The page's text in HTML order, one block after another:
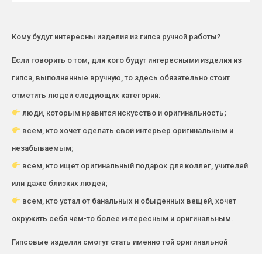
Кому будут интересны изделия из гипса ручной работы?
Если говорить о том, для кого будут интересными изделия из
гипса, выполненные вручную, то здесь обязательно стоит
отметить людей следующих категорий:
люди, которым нравится искусство и оригинальность;
всем, кто хочет сделать свой интерьер оригинальным и
незабываемым;
всем, кто ищет оригинальный подарок для коллег, учителей
или даже близких людей;
всем, кто устал от банальных и обыденных вещей, хочет
окружить себя чем-то более интересным и оригинальным.
Гипсовые изделия смогут стать именно той оригинальной